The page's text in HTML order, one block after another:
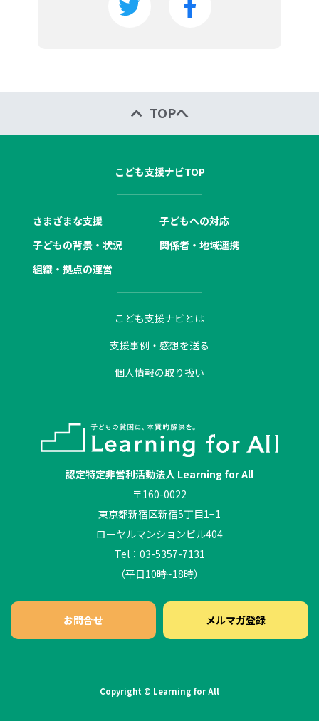
TOPへ
こども支援ナビTOP
さまざまな支援
子どもへの対応
子どもの背景・状況
関係者・地域連携
組織・拠点の運営
こども支援ナビとは
支援事例・感想を送る
個人情報の取り扱い
認定特定非営利活動法人 Learning for All
〒160-0022
東京都新宿区新宿5丁目1−1
ローヤルマンションビル404
Tel：03-5357-7131
（平日10時~18時）
お問合せ メルマガ登録
Copyright © Learning for All